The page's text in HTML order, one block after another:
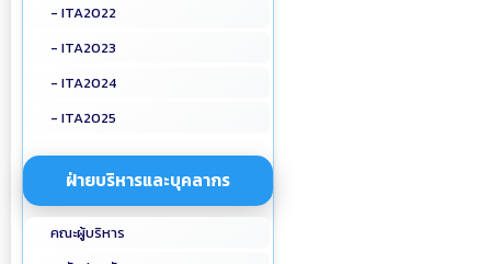
- ITA2022
- ITA2023
- ITA2024
- ITA2025
ฝ่ายบริหารและบุคลากร
คณะผู้บริหาร